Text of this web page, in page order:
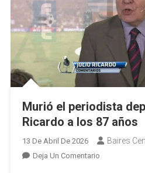
Murió el periodista
Ricardo a los 87 años
13 De Abril De 2026 Baires
Deja Un ComentarioEn